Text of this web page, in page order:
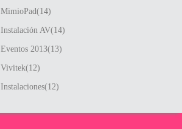
MimioPad(14)
Instalación AV(14)
Eventos 2013(13)
Vivitek(12)
Instalaciones(12)